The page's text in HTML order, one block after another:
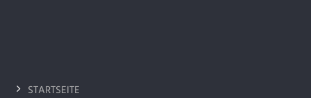
STARTSEITE